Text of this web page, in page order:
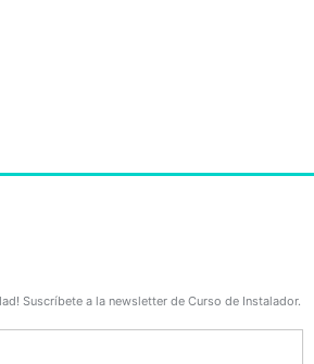
Suscríbete a la newsletter de Curso de Instalador.